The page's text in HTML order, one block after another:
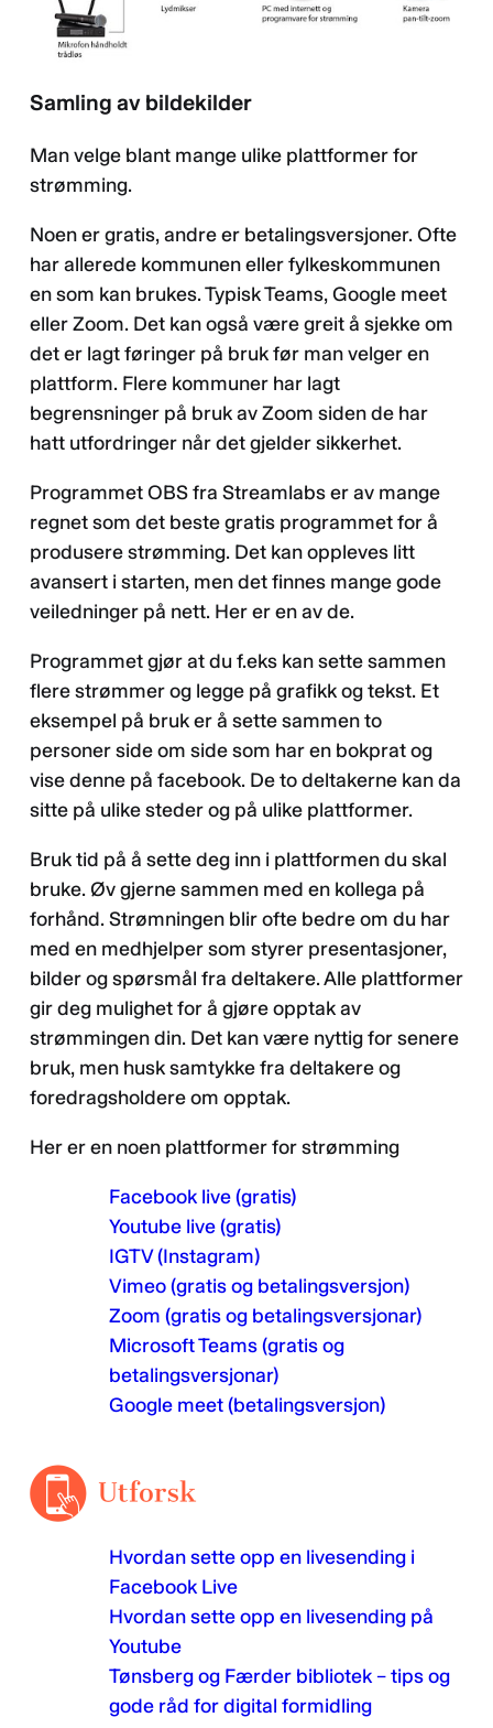
Samling av bildekilder
Man velge blant mange ulike plattformer for
strømming.
Noen er gratis, andre er betalingsversjoner. Ofte
har allerede kommunen eller fylkeskommunen
en som kan brukes. Typisk Teams, Google meet
eller Zoom. Det kan også være greit å sjekke om
det er lagt føringer på bruk før man velger en
plattform. Flere kommuner har lagt
begrensninger på bruk av Zoom siden de har
hatt utfordringer når det gjelder sikkerhet.
Programmet OBS fra Streamlabs er av mange
regnet som det beste gratis programmet for å
produsere strømming. Det kan oppleves litt
avansert i starten, men det finnes mange gode
veiledninger på nett. Her er en av de.
Programmet gjør at du f.eks kan sette sammen
flere strømmer og legge på grafikk og tekst. Et
eksempel på bruk er å sette sammen to
personer side om side som har en bokprat og
vise denne på facebook. De to deltakerne kan da
sitte på ulike steder og på ulike plattformer.
Bruk tid på å sette deg inn i plattformen du skal
bruke. Øv gjerne sammen med en kollega på
forhånd. Strømningen blir ofte bedre om du har
med en medhjelper som styrer presentasjoner,
bilder og spørsmål fra deltakere. Alle plattformer
gir deg mulighet for å gjøre opptak av
strømmingen din. Det kan være nyttig for senere
bruk, men husk samtykke fra deltakere og
foredragsholdere om opptak.
Her er en noen plattformer for strømming
Facebook live (gratis)
Youtube live (gratis)
IGTV (Instagram)
Vimeo (gratis og betalingsversjon)
Zoom (gratis og betalingsversjonar)
Microsoft Teams (gratis og
betalingsversjonar)
Google meet (betalingsversjon)
Hvordan sette opp en livesending i
Facebook Live
Hvordan sette opp en livesending på
Youtube
Tønsberg og Færder bibliotek – tips og
gode råd for digital formidling